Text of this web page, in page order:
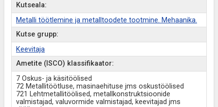
Kutseala:
Metalli töötlemine ja metalltoodete tootmine. Mehaanika.
Kutse grupp:
Keevitaja
Ametite (ISCO) klassifikaator:
7 Oskus- ja käsitöölised
72 Metallitöötluse, masinaehituse jms oskustöölised
721 Lehtmetallitöölised, metallkonstruktsioonide
valmistajad, valuvormide valmistajad, keevitajad jms